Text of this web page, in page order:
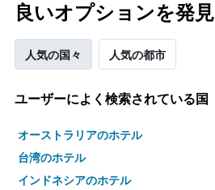
良いオプションを発見
人気の国々 人気の都市
ユーザーによく検索されている国
オーストラリアのホテル
台湾のホテル
インドネシアのホテル